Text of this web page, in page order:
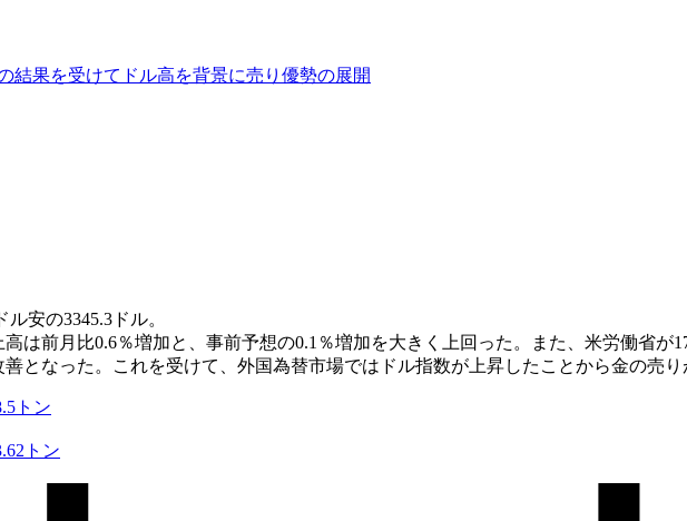
結果を受けてドル高を背景に売り優勢の展開
安の3345.3ドル。
は前月比0.6％増加と、事前予想の0.1％増加を大きく上回った。また、米労働省
善となった。これを受けて、外国為替市場ではドル指数が上昇したことから金の売り
トン
トン